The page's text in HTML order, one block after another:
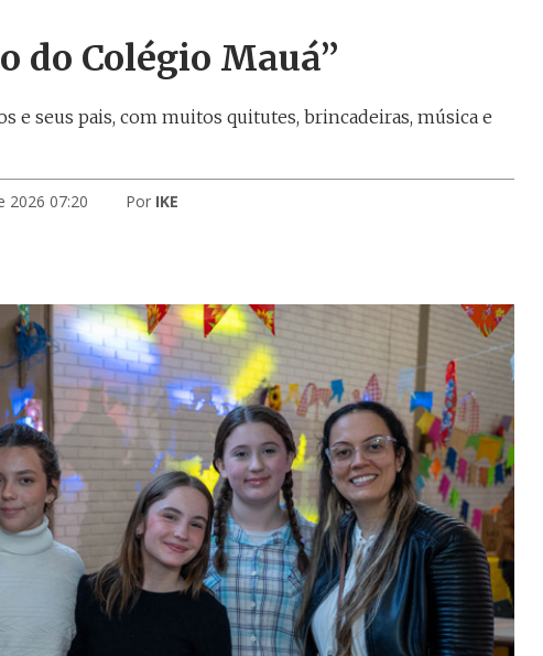
do Colégio Mauá”
e seus pais, com muitos quitutes, brincadeiras, música e
2026 07:20 Por IKE